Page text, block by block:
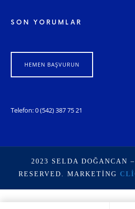
SON YORUMLAR
HEMEN BAŞVURUN
Telefon: 0 (542) 387 75 21
2023 SELDA DOĞANCAN
RESERVED. MARKETING